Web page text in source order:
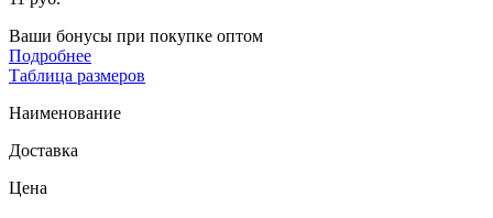
Ваши бонусы при покупке оптом
Подробнее
Таблица размеров
Наименование
Доставка
Цена